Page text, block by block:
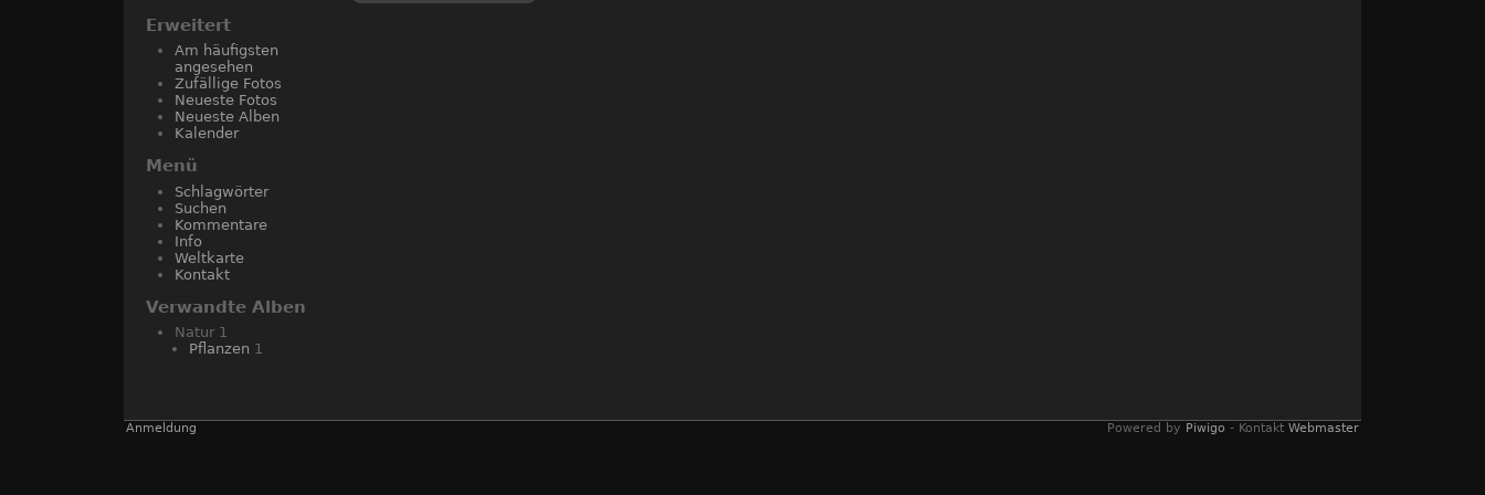
Erweitert
Am häufigsten
angesehen
Zufällige Fotos
Neueste Fotos
Neueste Alben
Kalender
Menü
Schlagwörter
Suchen
Kommentare
Info
Weltkarte
Kontakt
Verwandte Alben
Natur 1
Pflanzen 1
Anmeldung Powered by Piwigo - Kontakt Webmaster